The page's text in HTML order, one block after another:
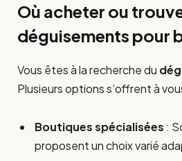
Où acheter ou
déguisements pour
Vous êtes à la recherche du
Plusieurs options s’offrent à
Boutiques spécialisées :
proposent un choix varié